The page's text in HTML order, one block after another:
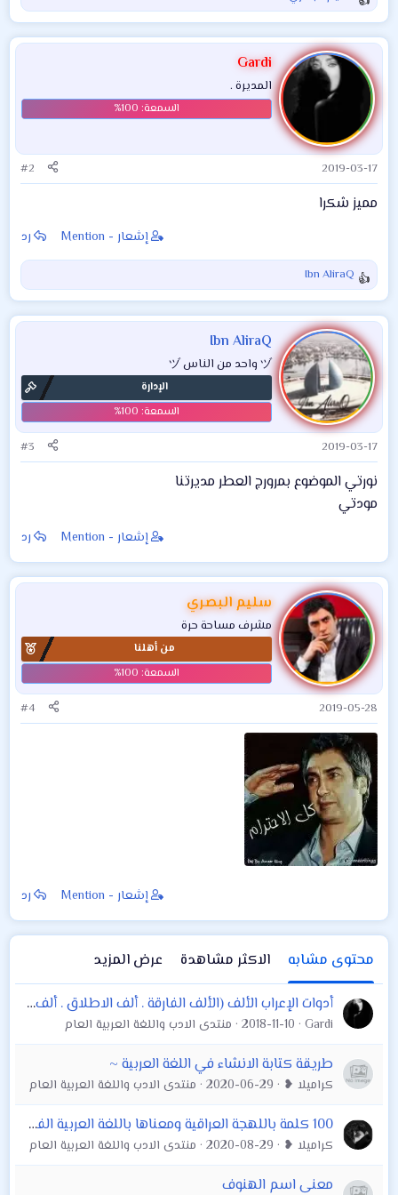
ا
ل
ت
ف
ا
ع
ل
ا
ت
:
Gardi
المديرة .
2019-03-17
#2
مميز شكرا
إشعار - Mention رد
ا
ل
ت
ف
ا
ع
ل
ا
ت
:
Ibn AliraQ
Ibn AliraQ
ヅ واحد من الناس ヅ
الإدارة
2019-03-17
#3
نورتي الموضوع بمرورج العطر مديرتنا
مودتي
إشعار - Mention رد
سليم البصري
مشرف مساحة حرة
من أهلنا
2019-05-28
#4
إشعار - Mention رد
محتوى مشابه الاكثر مشاهدة
عرض المزيد
أدوات الإعراب الألف (الألف الفارقة . ألف الاطلاق . ألف الندبة ) من كتاب أدوات الأعراب تأليف ظاهر شوكت البياتي
Gardi
2018-11-10 منتدى الادب واللغة العربية العام
طريقة كتابة الانشاء في اللغة العربية ~
كراميلا ❥ 2020-06-29 منتدى الادب واللغة العربية العام
100 كلمة باللهجة العراقية ومعناها باللغة العربية الفصحى
كراميلا ❥ 2020-08-29 منتدى الادب واللغة العربية العام
معنى اسم الهنوف